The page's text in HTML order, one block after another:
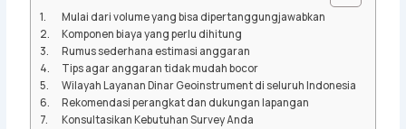
Mulai dari volume yang bisa dipertanggungjawabkan
Komponen biaya yang perlu dihitung
Rumus sederhana estimasi anggaran
Tips agar anggaran tidak mudah bocor
Wilayah Layanan Dinar Geoinstrument di seluruh Indonesia
Rekomendasi perangkat dan dukungan lapangan
Konsultasikan Kebutuhan Survey Anda